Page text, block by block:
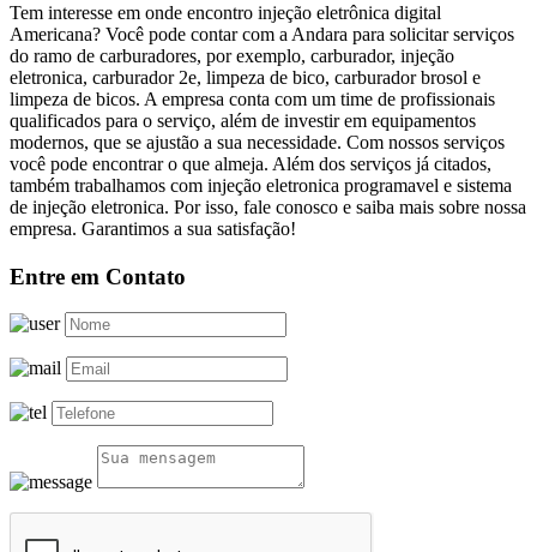
Tem interesse em onde encontro injeção eletrônica digital
Americana? Você pode contar com a Andara para solicitar serviços
do ramo de carburadores, por exemplo, carburador, injeção
eletronica, carburador 2e, limpeza de bico, carburador brosol e
limpeza de bicos. A empresa conta com um time de profissionais
qualificados para o serviço, além de investir em equipamentos
modernos, que se ajustão a sua necessidade. Com nossos serviços
você pode encontrar o que almeja. Além dos serviços já citados,
também trabalhamos com injeção eletronica programavel e sistema
de injeção eletronica. Por isso, fale conosco e saiba mais sobre nossa
empresa. Garantimos a sua satisfação!
Entre em Contato